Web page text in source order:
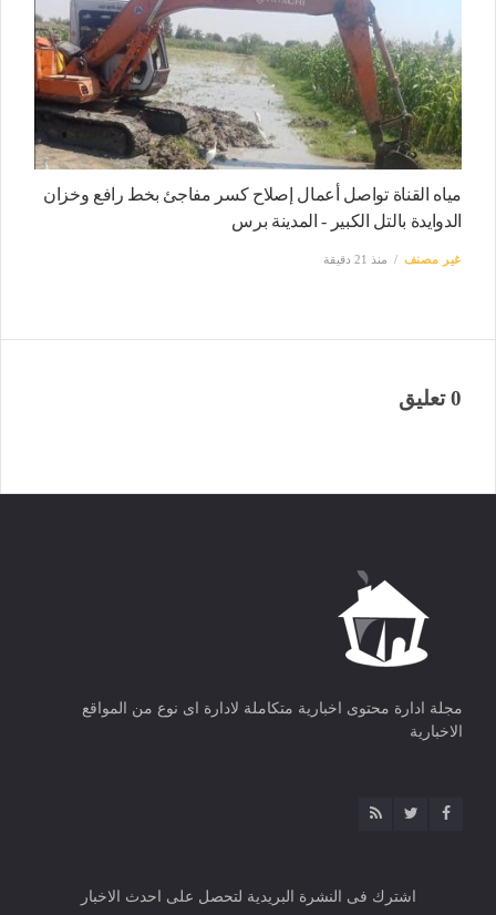
مياه القناة تواصل أعمال إصلاح كسر مفاجئ بخط رافع وخزان
الدوايدة بالتل الكبير - المدينة برس
غير مصنف منذ 21 دقيقة
0 تعليق
مجلة ادارة محتوى اخبارية متكاملة لادارة اى نوع من المواقع
الاخبارية
اشترك فى النشرة البريدية لتحصل على احدث الاخبار